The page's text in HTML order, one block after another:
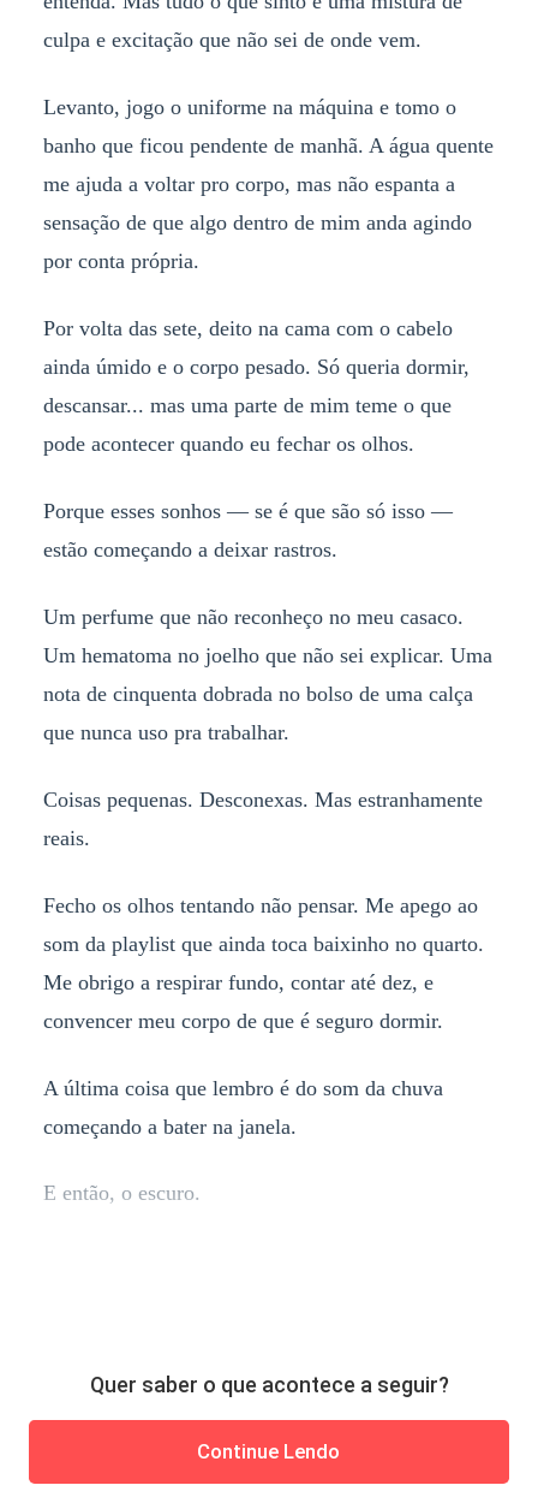
culpa e excitação que não sei de onde vem.
Levanto, jogo o uniforme na máquina e tomo o
banho que ficou pendente de manhã. A água quente
me ajuda a voltar pro corpo, mas não espanta a
sensação de que algo dentro de mim anda agindo
por conta própria.
Por volta das sete, deito na cama com o cabelo
ainda úmido e o corpo pesado. Só queria dormir,
descansar... mas uma parte de mim teme o que
pode acontecer quando eu fechar os olhos.
Porque esses sonhos — se é que são só isso —
estão começando a deixar rastros.
Um perfume que não reconheço no meu casaco.
Um hematoma no joelho que não sei explicar. Uma
nota de cinquenta dobrada no bolso de uma calça
que nunca uso pra trabalhar.
Coisas pequenas. Desconexas. Mas estranhamente
reais.
Fecho os olhos tentando não pensar. Me apego ao
som da playlist que ainda toca baixinho no quarto.
Me obrigo a respirar fundo, contar até dez, e
convencer meu corpo de que é seguro dormir.
A última coisa que lembro é do som da chuva
começando a bater na janela.
E então, o escuro.
Quer saber o que acontece a seguir?
Continue Lendo